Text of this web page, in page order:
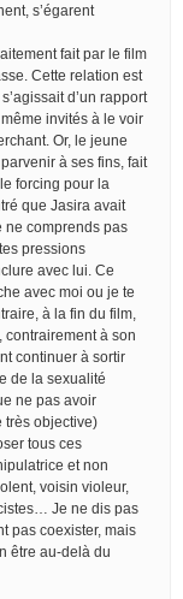
s’égarent
fait par le film
Cette relation est
d’un rapport
invités à le voir
Or, le jeune
à ses fins, fait
forcing pour la
que Jasira avait
ne comprends pas
pressions
avec lui. Ce
avec moi ou je te
à la fin du film,
contrairement à son
continuer à sortir
de la sexualité
ne pas avoir
très objective)
tous ces
et non
voisin violeur,
Je ne dis pas
pas coexister, mais
être au-delà du